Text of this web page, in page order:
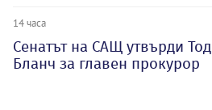
14 часа
Сенатът на САЩ утвърди Тод
Бланч за главен прокурор